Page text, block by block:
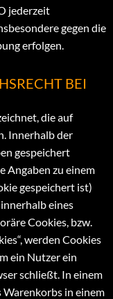
jederzeit
gegen die
erfolgen.
BEI
die auf
Innerhalb der
gespeichert
Angaben zu einem
gespeichert ist)
eines
Cookies, bzw.
werden Cookies
ein Nutzer ein
schließt. In einem
Warenkorbs in einem